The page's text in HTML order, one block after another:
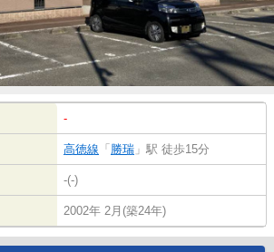
-
高徳線 「 勝瑞 」駅 徒歩15分
-(-)
2002年 2月(築24年)